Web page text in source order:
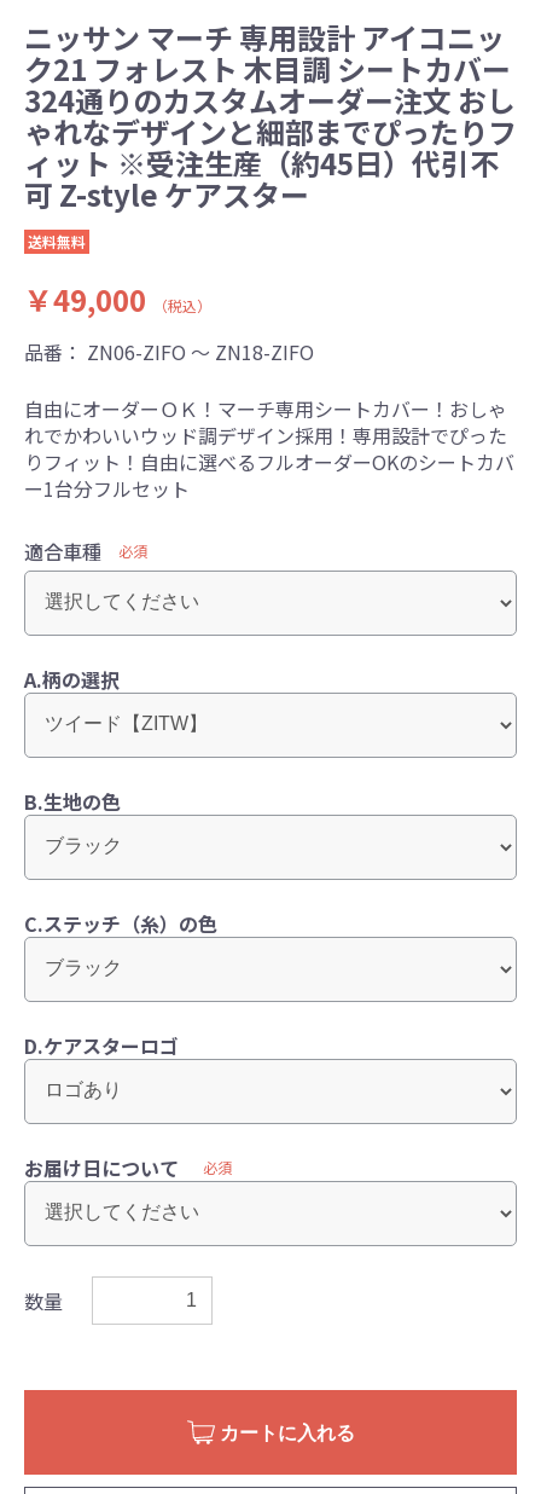
ニッサン マーチ 専用設計 アイコニッ
ク21 フォレスト 木目調 シートカバー
324通りのカスタムオーダー注文 おし
ゃれなデザインと細部までぴったりフ
ィット ※受注生産（約45日）代引不
可 Z-style ケアスター
送料無料
￥49,000 （税込）
品番： ZN06-ZIFO ～ ZN18-ZIFO
自由にオーダーＯＫ！マーチ専用シートカバー！おしゃ
れでかわいいウッド調デザイン採用！専用設計でぴった
りフィット！自由に選べるフルオーダーOKのシートカバ
ー1台分フルセット
適合車種 必須
A.柄の選択
B.生地の色
C.ステッチ（糸）の色
D.ケアスターロゴ
お届け日について 必須
数量
カートに入れる